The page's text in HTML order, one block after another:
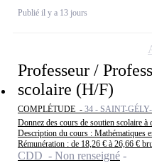
Publié il y a 13 jours
Professeur /
scolaire (H/F)
COMPLÉTUDE - 34 - SAINT-
Donnez des cours de soutien scolaire
Description du cours : Mathématiques
Rémunération : de 18,26 € à 26,66 €
CDD - Non renseigné